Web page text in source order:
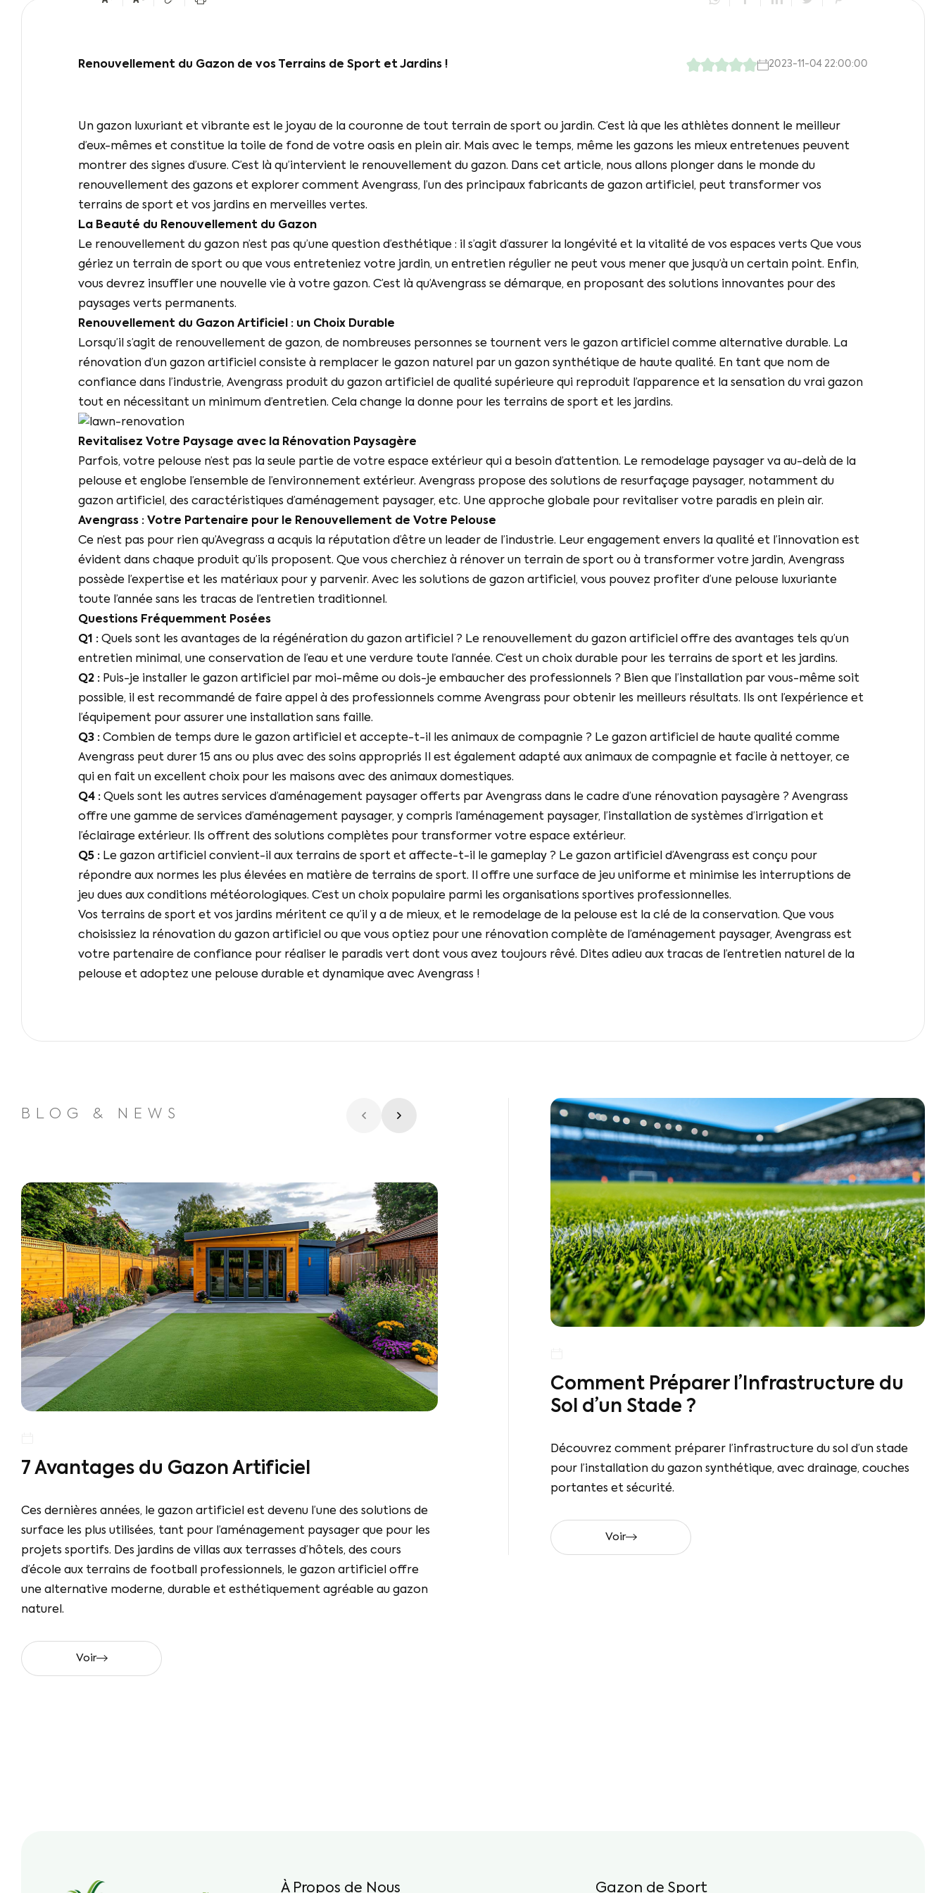
Renouvellement du Gazon de vos Terrains de Sport et Jardins ! 2023-11-04 22:00:00
Un gazon luxuriant et vibrante est le joyau de la couronne de tout terrain de sport ou jardin. C’est là que les athlètes donnent le meilleur
d’eux-mêmes et constitue la toile de fond de votre oasis en plein air. Mais avec le temps, même les gazons les mieux entretenues peuvent
montrer des signes d’usure. C’est là qu’intervient le renouvellement du gazon. Dans cet article, nous allons plonger dans le monde du
renouvellement des gazons et explorer comment Avengrass, l’un des principaux fabricants de gazon artificiel, peut transformer vos
terrains de sport et vos jardins en merveilles vertes.
La Beauté du Renouvellement du Gazon
Le renouvellement du gazon n’est pas qu’une question d’esthétique : il s’agit d’assurer la longévité et la vitalité de vos espaces verts Que vous
gériez un terrain de sport ou que vous entreteniez votre jardin, un entretien régulier ne peut vous mener que jusqu’à un certain point. Enfin,
vous devrez insuffler une nouvelle vie à votre gazon. C’est là qu’Avengrass se démarque, en proposant des solutions innovantes pour des
paysages verts permanents.
Renouvellement du Gazon Artificiel : un Choix Durable
Lorsqu’il s’agit de renouvellement de gazon, de nombreuses personnes se tournent vers le gazon artificiel comme alternative durable. La
rénovation d’un gazon artificiel consiste à remplacer le gazon naturel par un gazon synthétique de haute qualité. En tant que nom de
confiance dans l’industrie, Avengrass produit du gazon artificiel de qualité supérieure qui reproduit l’apparence et la sensation du vrai gazon
tout en nécessitant un minimum d’entretien. Cela change la donne pour les terrains de sport et les jardins.
Revitalisez Votre Paysage avec la Rénovation Paysagère
Parfois, votre pelouse n’est pas la seule partie de votre espace extérieur qui a besoin d’attention. Le remodelage paysager va au-delà de la
pelouse et englobe l’ensemble de l’environnement extérieur. Avengrass propose des solutions de resurfaçage paysager, notamment du
gazon artificiel, des caractéristiques d’aménagement paysager, etc. Une approche globale pour revitaliser votre paradis en plein air.
Avengrass : Votre Partenaire pour le Renouvellement de Votre Pelouse
Ce n’est pas pour rien qu’Avegrass a acquis la réputation d’être un leader de l’industrie. Leur engagement envers la qualité et l’innovation est
évident dans chaque produit qu’ils proposent. Que vous cherchiez à rénover un terrain de sport ou à transformer votre jardin, Avengrass
possède l’expertise et les matériaux pour y parvenir. Avec les solutions de gazon artificiel, vous pouvez profiter d’une pelouse luxuriante
toute l’année sans les tracas de l’entretien traditionnel.
Questions Fréquemment Posées
Q1 : Quels sont les avantages de la régénération du gazon artificiel ? Le renouvellement du gazon artificiel offre des avantages tels qu’un
entretien minimal, une conservation de l’eau et une verdure toute l’année. C’est un choix durable pour les terrains de sport et les jardins.
Q2 : Puis-je installer le gazon artificiel par moi-même ou dois-je embaucher des professionnels ? Bien que l’installation par vous-même soit
possible, il est recommandé de faire appel à des professionnels comme Avengrass pour obtenir les meilleurs résultats. Ils ont l’expérience et
l’équipement pour assurer une installation sans faille.
Q3 : Combien de temps dure le gazon artificiel et accepte-t-il les animaux de compagnie ? Le gazon artificiel de haute qualité comme
Avengrass peut durer 15 ans ou plus avec des soins appropriés Il est également adapté aux animaux de compagnie et facile à nettoyer, ce
qui en fait un excellent choix pour les maisons avec des animaux domestiques.
Q4 : Quels sont les autres services d’aménagement paysager offerts par Avengrass dans le cadre d’une rénovation paysagère ? Avengrass
offre une gamme de services d’aménagement paysager, y compris l’aménagement paysager, l’installation de systèmes d’irrigation et
l’éclairage extérieur. Ils offrent des solutions complètes pour transformer votre espace extérieur.
Q5 : Le gazon artificiel convient-il aux terrains de sport et affecte-t-il le gameplay ? Le gazon artificiel d’Avengrass est conçu pour
répondre aux normes les plus élevées en matière de terrains de sport. Il offre une surface de jeu uniforme et minimise les interruptions de
jeu dues aux conditions météorologiques. C’est un choix populaire parmi les organisations sportives professionnelles.
Vos terrains de sport et vos jardins méritent ce qu’il y a de mieux, et le remodelage de la pelouse est la clé de la conservation. Que vous
choisissiez la rénovation du gazon artificiel ou que vous optiez pour une rénovation complète de l’aménagement paysager, Avengrass est
votre partenaire de confiance pour réaliser le paradis vert dont vous avez toujours rêvé. Dites adieu aux tracas de l’entretien naturel de la
pelouse et adoptez une pelouse durable et dynamique avec Avengrass !
BLOG & NEWS
7 Avantages du Gazon Artificiel
Ces dernières années, le gazon artificiel est devenu l’une des solutions de
surface les plus utilisées, tant pour l’aménagement paysager que pour les
projets sportifs. Des jardins de villas aux terrasses d’hôtels, des cours
d’école aux terrains de football professionnels, le gazon artificiel offre
une alternative moderne, durable et esthétiquement agréable au gazon
naturel.
Voir
Comment Préparer l’Infrastructure du
Sol d’un Stade ?
Découvrez comment préparer l’infrastructure du sol d’un stade
pour l’installation du gazon synthétique, avec drainage, couches
portantes et sécurité.
Voir
À Propos de Nous Gazon de Sport